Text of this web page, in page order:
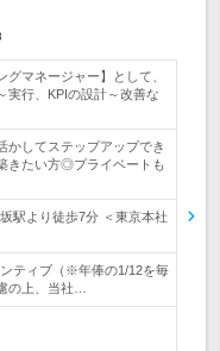
マネージャー】として、
実行、KPIの設計～改善な
かしてステップアップでき
きたい方◎プライベートも
駅より徒歩7分 ＜東京本社
ティブ（※年俸の1/12を毎
の上、当社…